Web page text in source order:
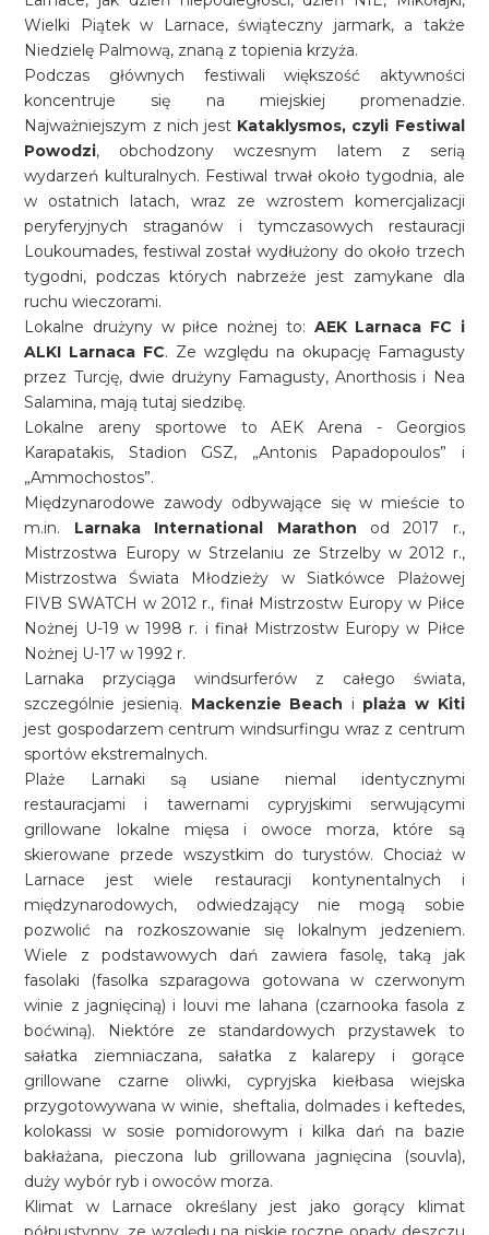
Wielki Piątek w Larnace, świąteczny jarmark, a także
Niedzielę Palmową, znaną z topienia krzyża.
Podczas głównych festiwali większość aktywności
koncentruje się na miejskiej promenadzie.
Najważniejszym z nich jest Kataklysmos, czyli Festiwal
Powodzi, obchodzony wczesnym latem z serią
wydarzeń kulturalnych. Festiwal trwał około tygodnia, ale
w ostatnich latach, wraz ze wzrostem komercjalizacji
peryferyjnych straganów i tymczasowych restauracji
Loukoumades, festiwal został wydłużony do około trzech
tygodni, podczas których nabrzeże jest zamykane dla
ruchu wieczorami.
Lokalne drużyny w piłce nożnej to: AEK Larnaca FC i
ALKI Larnaca FC. Ze względu na okupację Famagusty
przez Turcję, dwie drużyny Famagusty, Anorthosis i Nea
Salamina, mają tutaj siedzibę.
Lokalne areny sportowe to AEK Arena - Georgios
Karapatakis, Stadion GSZ, „Antonis Papadopoulos” i
„Ammochostos”.
Międzynarodowe zawody odbywające się w mieście to
m.in. Larnaka International Marathon od 2017 r.,
Mistrzostwa Europy w Strzelaniu ze Strzelby w 2012 r.,
Mistrzostwa Świata Młodzieży w Siatkówce Plażowej
FIVB SWATCH w 2012 r., finał Mistrzostw Europy w Piłce
Nożnej U-19 w 1998 r. i finał Mistrzostw Europy w Piłce
Nożnej U-17 w 1992 r.
Larnaka przyciąga windsurferów z całego świata,
szczególnie jesienią. Mackenzie Beach i plaża w Kiti
jest gospodarzem centrum windsurfingu wraz z centrum
sportów ekstremalnych.
Plaże Larnaki są usiane niemal identycznymi
restauracjami i tawernami cypryjskimi serwującymi
grillowane lokalne mięsa i owoce morza, które są
skierowane przede wszystkim do turystów. Chociaż w
Larnace jest wiele restauracji kontynentalnych i
międzynarodowych, odwiedzający nie mogą sobie
pozwolić na rozkoszowanie się lokalnym jedzeniem.
Wiele z podstawowych dań zawiera fasolę, taką jak
fasolaki (fasolka szparagowa gotowana w czerwonym
winie z jagnięciną) i louvi me lahana (czarnooka fasola z
boćwiną). Niektóre ze standardowych przystawek to
sałatka ziemniaczana, sałatka z kalarepy i gorące
grillowane czarne oliwki, cypryjska kiełbasa wiejska
przygotowywana w winie, sheftalia, dolmades i keftedes,
kolokassi w sosie pomidorowym i kilka dań na bazie
bakłażana, pieczona lub grillowana jagnięcina (souvla),
duży wybór ryb i owoców morza.
Klimat w Larnace określany jest jako gorący klimat